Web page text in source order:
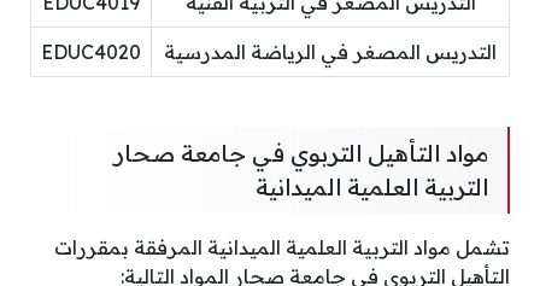
التدريس المصغر في الرياضة المدرسية EDUC4020
مواد التأهيل التربوي في جامعة صحار
التربية العلمية الميدانية
تشمل مواد التربية العلمية الميدانية المرفقة بمقررات
التأهيل التربوي في جامعة صحار المواد التالية: